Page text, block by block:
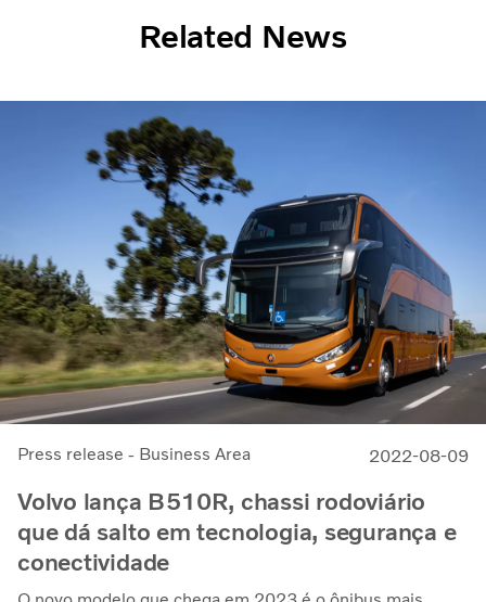
Related News
Press release - Business Area 2022-08-09
Volvo lança B510R, chassi rodoviário
que dá salto em tecnologia, segurança e
conectividade